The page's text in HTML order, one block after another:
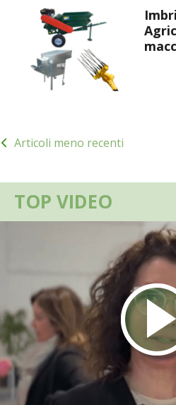
PENSA ALTERNATIVO
GARDENA
RIMANI A CONTATTO
ARCHMAN
VITA IN CAMPAGNA LA
NATURALMENTE
I PARTNER DI VITA IN
RASIKAL
BIOGENTS
articoli
Articoli meno recenti
TOP VIDEO